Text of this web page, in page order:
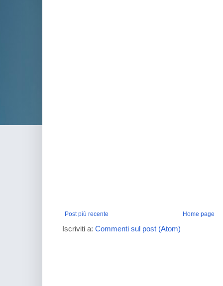
Post più recente Home page
Iscriviti a: Commenti sul post (Atom)